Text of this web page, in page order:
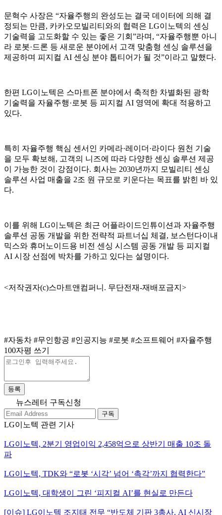
문혁수 사장은 “자율주행의 완성도는 결국 데이터에 의해 결
정되는 만큼, 카카오모빌리티와의 협력은 LG이노텍의 센싱
기술력을 고도화할 수 있는 좋은 기회”라며, “자율주행뿐 아니
라 로봇·드론 등 새로운 분야에서 고객 맞춤형 센싱 솔루션을
제공하며 피지컬 AI 센싱 분야 톱티어가 될 것”이라고 말했다.
한편 LG이노텍은 스마트폰 분야에서 축적한 차별화된 광학
기술력을 자율주행·로봇 등 피지컬 AI 영역에 확대 적용하고
있다.
특히 자율주행 핵심 센서인 카메라·레이더·라이다 원천 기술
을 모두 확보해, 고객의 니즈에 따라 다양한 센싱 솔루션 제공
이 가능한 것이 강점이다. 회사는 2030년까지 모빌리티 센싱
솔루션 사업 매출을 2조 원 규모로 키운다는 목표를 밝힌 바 있
다.
이를 위해 LG이노텍은 최근 어플라이드인튜이션과 자율주행
솔루션 공동 개발을 위한 전략적 파트너십 체결, 보스턴다이내
믹스와 휴머노이드용 비전 센싱 시스템 공동 개발 등 피지컬
AI 시장 선점에 박차를 가하고 있다는 설명이다.
<저작권자(c)스마트앤컴퍼니. 무단전재-재배포금지>
#자동차 #무인항공 #인공지능 #로봇 #소프트웨어 #자율주행
100자평 쓰기
등록
뉴스레터 구독신청
구독
LG이노텍 관련 기사
LG이노텍, 2분기 영업이익 2,458억으로 상반기 매출 10조 돌
파
LG이노텍, TDK와 “로봇 ‘시각’ 넘어 ‘촉각’까지 협력한다”
LG이노텍, 대학생이 그린 ‘피지컬 AI’를 현실로 만든다
[이슈] LG이노텍 조지태 전무 “반도체 기판 3총사, AI 신시장